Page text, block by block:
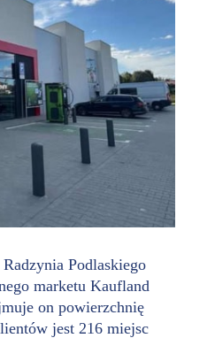
Podlaskiego
marketu Kaufland
on powierzchnię
jest 216 miejsc